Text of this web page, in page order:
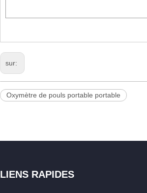
sur:
Oxymètre de pouls portable portable
LIENS RAPIDES